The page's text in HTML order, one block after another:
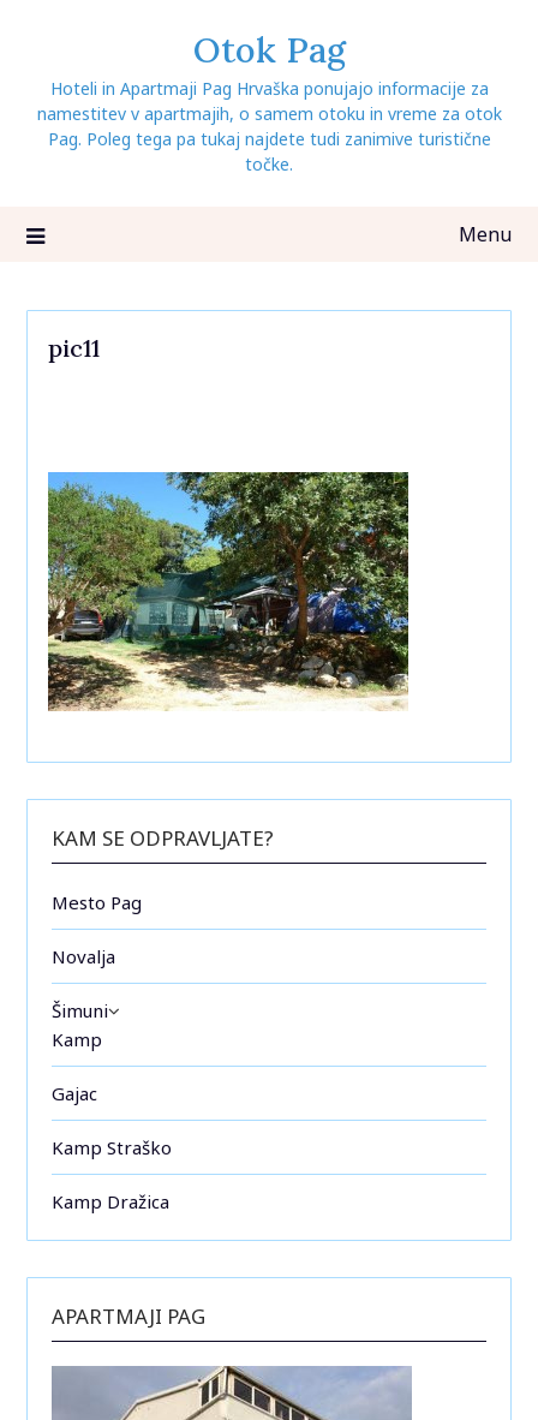
content
Otok Pag
Hoteli in Apartmaji Pag Hrvaška ponujajo informacije za
namestitev v apartmajih, o samem otoku in vreme za otok
Pag. Poleg tega pa tukaj najdete tudi zanimive turistične
točke.
Menu
pic11
KAM SE ODPRAVLJATE?
Mesto Pag
Novalja
Šimuni
Kamp
Gajac
Kamp Straško
Kamp Dražica
APARTMAJI PAG